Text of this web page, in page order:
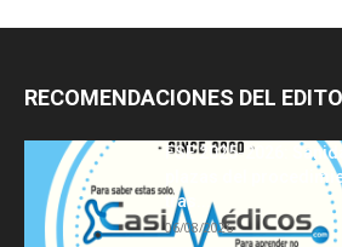
RECOMENDACIONES DEL
FSE 2025-2026:
plazas del
tras...
06/08/2026